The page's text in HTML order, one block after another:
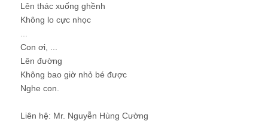
Lên thác xuống ghềnh
Không lo cực nhọc
Con ơi, ...
Lên đường
Không bao giờ nhỏ bé được
Nghe con.
Liên hệ: Mr. Nguyễn Hùng Cường